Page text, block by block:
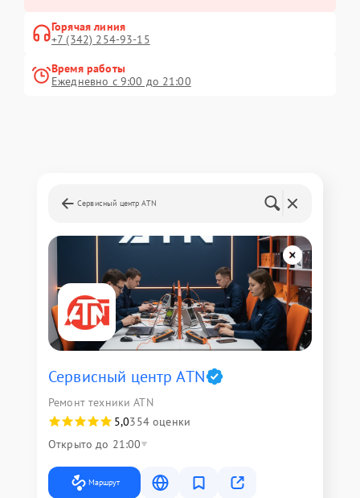
Горячая линия
+7 (342) 254-93-15
Время работы
Ежедневно с 9:00 до 21:00
Сервисный центр ATN
Сервисный центр ATN
Ремонт техники ATN
5,0354 оценки
Открыто до 21:00
Маршрут